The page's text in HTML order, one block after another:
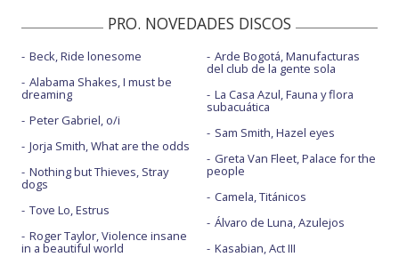
PRO. NOVEDADES DISCOS
Beck, Ride lonesome
Alabama Shakes, I must be
dreaming
Peter Gabriel, o/i
Jorja Smith, What are the odds
Nothing but Thieves, Stray
dogs
Tove Lo, Estrus
Roger Taylor, Violence insane
in a beautiful world
Arde Bogotá, Manufacturas
del club de la gente sola
La Casa Azul, Fauna y flora
subacuática
Sam Smith, Hazel eyes
Greta Van Fleet, Palace for the
people
Camela, Titánicos
Álvaro de Luna, Azulejos
Kasabian, Act III